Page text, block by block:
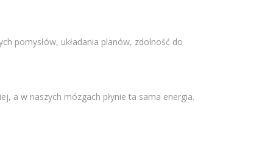
pomysłów, układania planów, zdolność do
a w naszych mózgach płynie ta sama energia.